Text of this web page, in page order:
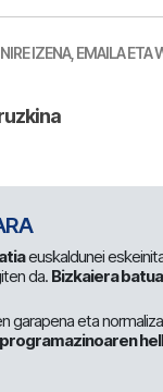
IZENA, EMAILA
euskaldunei
da. Bizkaiera
garapena eta